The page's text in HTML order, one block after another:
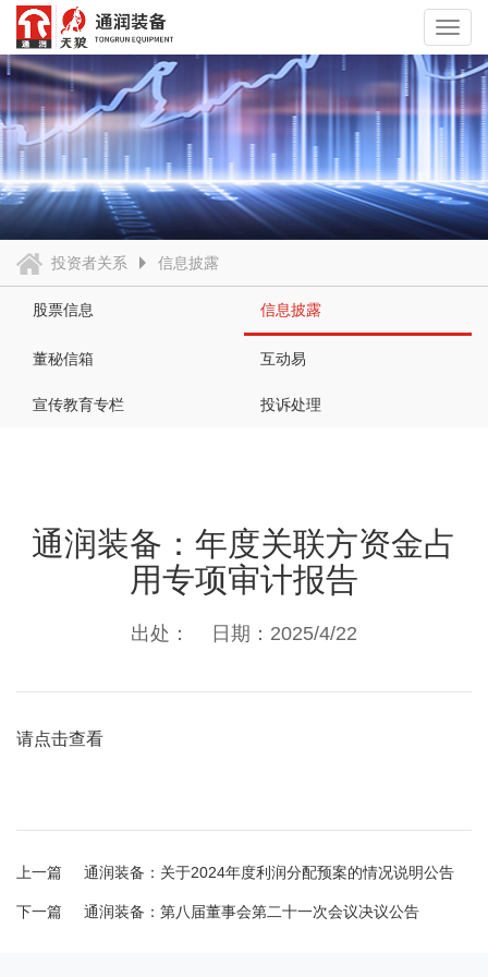
投资者关系 信息披露
股票信息 信息披露
董秘信箱 互动易
宣传教育专栏 投诉处理
通润装备：年度关联方资金占
用专项审计报告
出处： 日期：2025/4/22
请点击查看
上一篇 通润装备：关于2024年度利润分配预案的情况说明公告
下一篇 通润装备：第八届董事会第二十一次会议决议公告